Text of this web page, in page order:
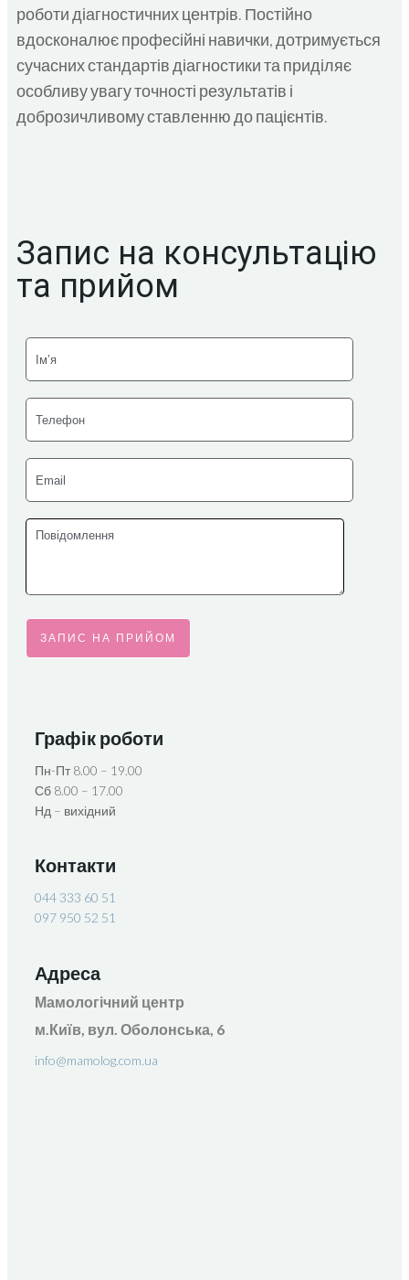
роботи діагностичних центрів. Постійно
вдосконалює професійні навички, дотримується
сучасних стандартів діагностики та приділяє
особливу увагу точності результатів і
доброзичливому ставленню до пацієнтів.
Запис на консультацію
та прийом
Графік роботи
Пн-Пт 8.00 – 19.00
Сб 8.00 – 17.00
Нд – вихідний
Контакти
044 333 60 51
097 950 52 51
Адреса
Мамологічний центр
м.Київ, вул. Оболонська, 6
info@mamolog.com.ua